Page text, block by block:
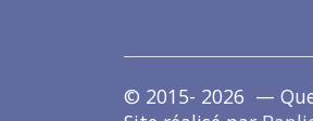
© 2015- 2026 —